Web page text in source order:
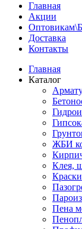
Главная
Акции
Доставка
Контакты
Главная
Каталог
ЖБИ
Клея,
Краски
Пена